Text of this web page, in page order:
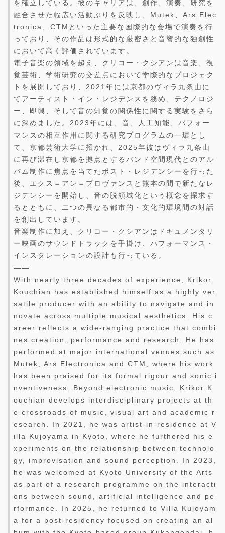
を確立している。彼のキャリアは、創作、演奏、研究を
融合させた幅広い活動ぶりを反映し、Mutek、Ars Elec
tronica、CTMといった主要な国際的な会場で演奏を行
っており、その作品は形式的な厳密さと音響的な独創性
において高く評価されています。
電子音楽の領域を超え、クリコー・クシアンは音楽、視
覚芸術、学術研究の交差点において学際的なプロジェク
トを展開しており、2021年には京都のヴィラ九条山に
てアーティスト・イン・レジデンスを務め、テクノロジ
ー、即興、そして音の知覚の関係性に関する実験をさら
に深めました。2023年には、音、人工知能、パフォー
マンスの相互作用に関する研究プログラムの一環とし
て、京都芸術大学に招かれ、2025年彼はヴィラ九条山
に再び滞在し京都を拠点とするバンド空間現代とのアル
バム制作に焦点を当てたポスト・レジデンシーを行った
後、エクス＝アン＝プロヴァンスと熊本の間で新たなレ
ジデンシーを開始し、音の脱領域化という概念を探求す
るとともに、二つの異なる都市的・文化的環境間の対話
を創出しています。
音楽制作に加え、クリコー・クシアンはドキュメンタリ
ー映画のサウンドトラックを手掛け、パフォーマンス・
インスタレーションの設計も行っている。
——
With nearly three decades of experience, Krikor
Kouchian has established himself as a highly ver
satile producer with an ability to navigate and in
novate across multiple musical aesthetics. His c
areer reflects a wide-ranging practice that combi
nes creation, performance and research. He has
performed at major international venues such as
Mutek, Ars Electronica and CTM, where his work
has been praised for its formal rigour and sonic i
nventiveness. Beyond electronic music, Krikor K
ouchian develops interdisciplinary projects at th
e crossroads of music, visual art and academic r
esearch. In 2021, he was artist-in-residence at V
illa Kujoyama in Kyoto, where he furthered his e
xperiments on the relationship between technolo
gy, improvisation and sound perception. In 2023,
he was welcomed at Kyoto University of the Arts
as part of a research programme on the interacti
ons between sound, artificial intelligence and pe
rformance. In 2025, he returned to Villa Kujoyam
a for a post-residency focused on creating an al